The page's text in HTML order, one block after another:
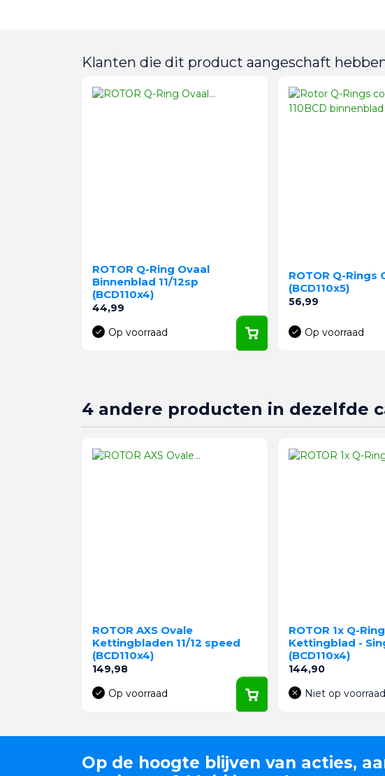
Klanten die dit product aangeschaft
ROTOR Q-Ring Ovaal
Binnenblad 11/12sp
(BCD110x4)
Prijs
44,99
Op voorraad
ROTOR Q-Rings
(BCD110x5)
Prijs
56,99
Op voorraad
4 andere producten in dezelfde
ROTOR AXS Ovale
Kettingbladen 11/12 speed
(BCD110x4)
Prijs
149,98
Op voorraad
ROTOR 1x Q-
Kettingblad -
(BCD110x4)
Prijs
144,90
Niet op voorraad
Op de hoogte blijven van acties,